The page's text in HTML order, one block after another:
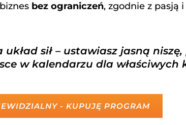
bez ograniczeń, zgodnie z pasją
sił – ustawiasz jasną
w kalendarzu dla właściwych
- KUPUJĘ PROGRAM